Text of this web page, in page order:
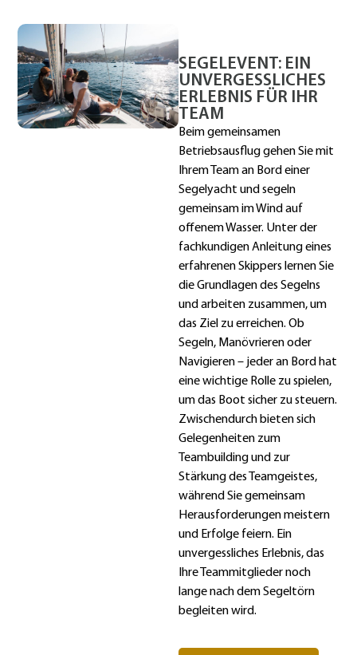
SEGELEVENT: EIN
UNVERGESSLICHES
ERLEBNIS FÜR IHR
TEAM
Beim gemeinsamen
Betriebsausflug gehen Sie mit
Ihrem Team an Bord einer
Segelyacht und segeln
gemeinsam im Wind auf
offenem Wasser. Unter der
fachkundigen Anleitung eines
erfahrenen Skippers lernen Sie
die Grundlagen des Segelns
und arbeiten zusammen, um
das Ziel zu erreichen. Ob
Segeln, Manövrieren oder
Navigieren – jeder an Bord hat
eine wichtige Rolle zu spielen,
um das Boot sicher zu steuern.
Zwischendurch bieten sich
Gelegenheiten zum
Teambuilding und zur
Stärkung des Teamgeistes,
während Sie gemeinsam
Herausforderungen meistern
und Erfolge feiern. Ein
unvergessliches Erlebnis, das
Ihre Teammitglieder noch
lange nach dem Segeltörn
begleiten wird.